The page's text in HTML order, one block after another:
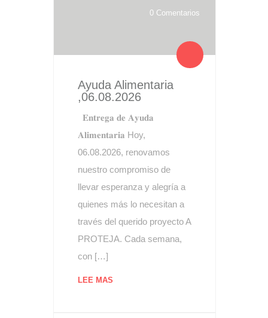
0 Comentarios
Ayuda Alimentaria
,06.08.2026
𝐄𝐧𝐭𝐫𝐞𝐠𝐚 𝐝𝐞 𝐀𝐲𝐮𝐝𝐚
𝐀𝐥𝐢𝐦𝐞𝐧𝐭𝐚𝐫𝐢𝐚 Hoy,
06.08.2026, renovamos
nuestro compromiso de
llevar esperanza y alegría a
quienes más lo necesitan a
través del querido proyecto A
PROTEJA. Cada semana,
con […]
LEE MAS